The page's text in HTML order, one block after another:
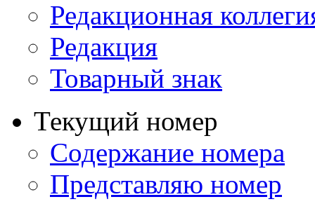
Редакционная
Редакция
Товарный знак
Текущий номер
Содержание номера
Представляю номер